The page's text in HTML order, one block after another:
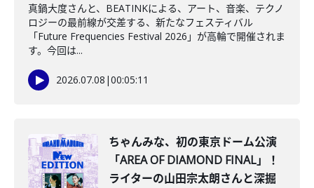
真鍋大度さんと、BEATINKによる、アート、音楽、テクノ
ロジーの最前線が交差する、新たなフェスティバル
「Future Frequencies Festival 2026」が高輪で開催されま
す。今回は...
2026.07.08 |00:05:11
️ちゃんみな、初の東京ドーム公演
「AREA OF DIAMOND FINAL」！
ライターの山田宗太朗さんと深掘